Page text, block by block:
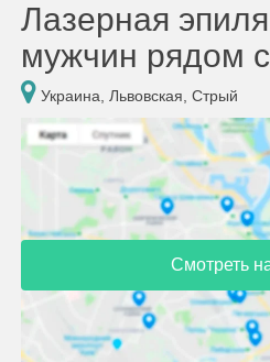
Лазерная
мужчин рядом
Украина, Львовская, Стрый
Смотреть